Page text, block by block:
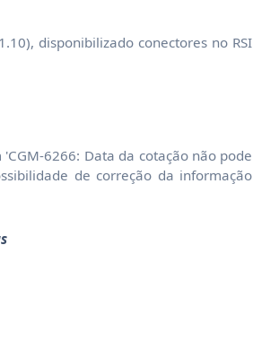
disponibilizado conectores no RSI
6266: Data da cotação não pode
de correção da informação